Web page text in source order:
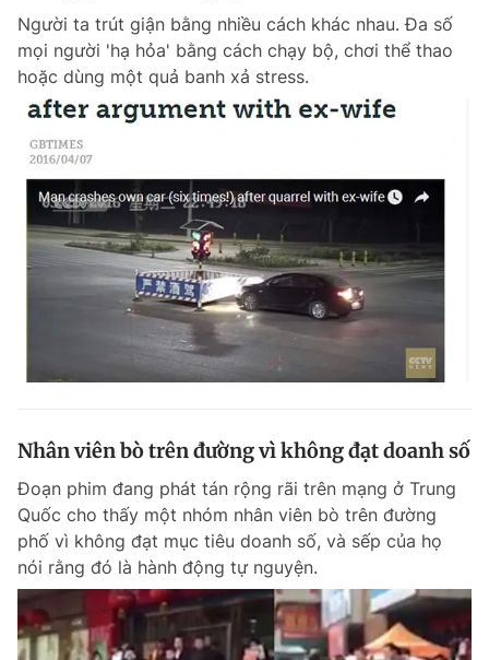
Người ta trút giận bằng nhiều cách khác nhau. Đa số
mọi người 'hạ hỏa' bằng cách chạy bộ, chơi thể thao
hoặc dùng một quả banh xả stress.
Nhân viên bò trên đường vì không đạt doanh số
Đoạn phim đang phát tán rộng rãi trên mạng ở Trung
Quốc cho thấy một nhóm nhân viên bò trên đường
phố vì không đạt mục tiêu doanh số, và sếp của họ
nói rằng đó là hành động tự nguyện.